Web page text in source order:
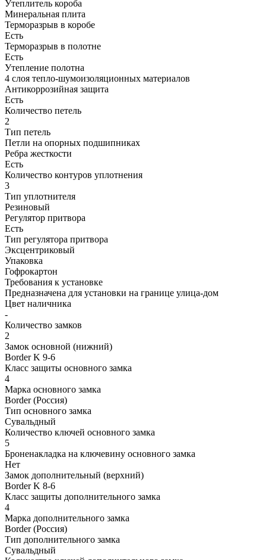
Утеплитель короба
Минеральная плита
Терморазрыв в коробе
Есть
Терморазрыв в полотне
Есть
Утепление полотна
4 слоя тепло-шумоизоляционных материалов
Антикоррозийная защита
Есть
Количество петель
2
Тип петель
Петли на опорных подшипниках
Ребра жесткости
Есть
Количество контуров уплотнения
3
Тип уплотнителя
Резиновый
Регулятор притвора
Есть
Тип регулятора притвора
Эксцентриковый
Упаковка
Гофрокартон
Требования к установке
Предназначена для установки на границе улица-дом
Цвет наличника
-
Количество замков
2
Замок основной (нижний)
Border K 9-6
Класс защиты основного замка
4
Марка основного замка
Border (Россия)
Тип основного замка
Сувальдный
Количество ключей основного замка
5
Броненакладка на ключевину основного замка
Нет
Замок дополнительный (верхний)
Border K 8-6
Класс защиты дополнительного замка
4
Марка дополнительного замка
Border (Россия)
Тип дополнительного замка
Сувальдный